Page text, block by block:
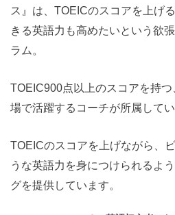
ス』は、TOEICのスコアを上げ
きる英語力も高めたいという欲
ラム。
TOEIC900点以上のスコアを持
場で活躍するコーチが所属してい
TOEICのスコアを上げながら、
うな英語力を身につけられるよ
グを提供しています。